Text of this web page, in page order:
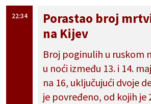
22:34
Porastao broj
na Kijev
Broj poginulih u ruskom
u noći između 13. i 14.
na 16, uključujući dvoje
je povređeno, od kojih je